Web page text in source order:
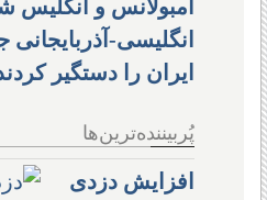
آمبولانس و انگلیس
انگلیسی-
ایران را دستگیر
پُربیننده‌ترین‌ها
افزایش دزدی